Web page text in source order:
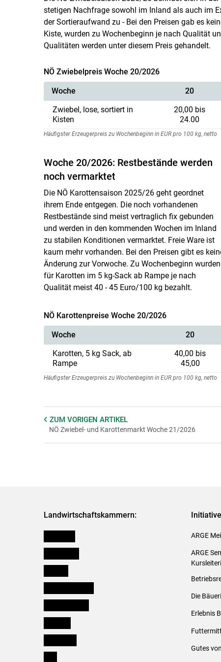
stetigen Nachfrage sowohl im Inland als auch im
der Sortieraufwand zu - Bei den Preisen gab es
Kiste, wurden zu Wochenbeginn je nach Qualität
Qualitäten werden unter diesem Preis gehandelt.
NÖ Zwiebelpreis Woche 20/2026
Woche 20
Zwiebel, lose, sortiert in
Kisten
20,00 bis
24.00
Häufigster Erzeugerpreis zu Wochenbeginn in EUR pro 100 kg, netto
Woche 20/2026: Restbestände werden
noch vermarktet
Die NÖ Karottensaison 2025/26 geht geordnet
ihrem Ende entgegen. Die noch vorhandenen
Restbestände sind meist vertraglich fix gebunden
und werden in den kommenden Wochen im Inland
zu stabilen Konditionen vermarktet. Freie Ware ist
kaum mehr vorhanden. Bei den Preisen gibt es
Änderung zur Vorwoche. Zu Wochenbeginn wurden
für Karotten im 5 kg-Sack ab Rampe je nach
Qualität meist 40 - 45 Euro/100 kg bezahlt.
NÖ Karottenpreise Woche 20/2026
Woche 20
Karotten, 5 kg Sack, ab
Rampe
40,00 bis
45,00
Häufigster Erzeugerpreis zu Wochenbeginn in EUR pro 100 kg, netto
ZUM VORIGEN ARTIKEL
NÖ Zwiebel- und Karottenmarkt Woche 21/2026
Landwirtschaftskammern:
ARGE
ARGE
Die
Erlebnis
Gutes